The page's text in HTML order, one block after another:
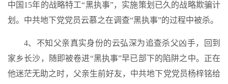
中国15年的战略特工“黑执事”，实施策划已久的战略欺骗计
划。中共地下党党员云慕之在调查“黑执事”的过程中被杀。
4、不知父亲真实身份的云弘深为追查杀父凶手，回到
家乡长沙，随即被卷进“黑执事”早已部下的陷阱之中。正在
他迷茫无助之时，父亲生前好友，中共地下党党员杨梓铭给